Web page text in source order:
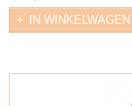
IN WINKELWAGEN